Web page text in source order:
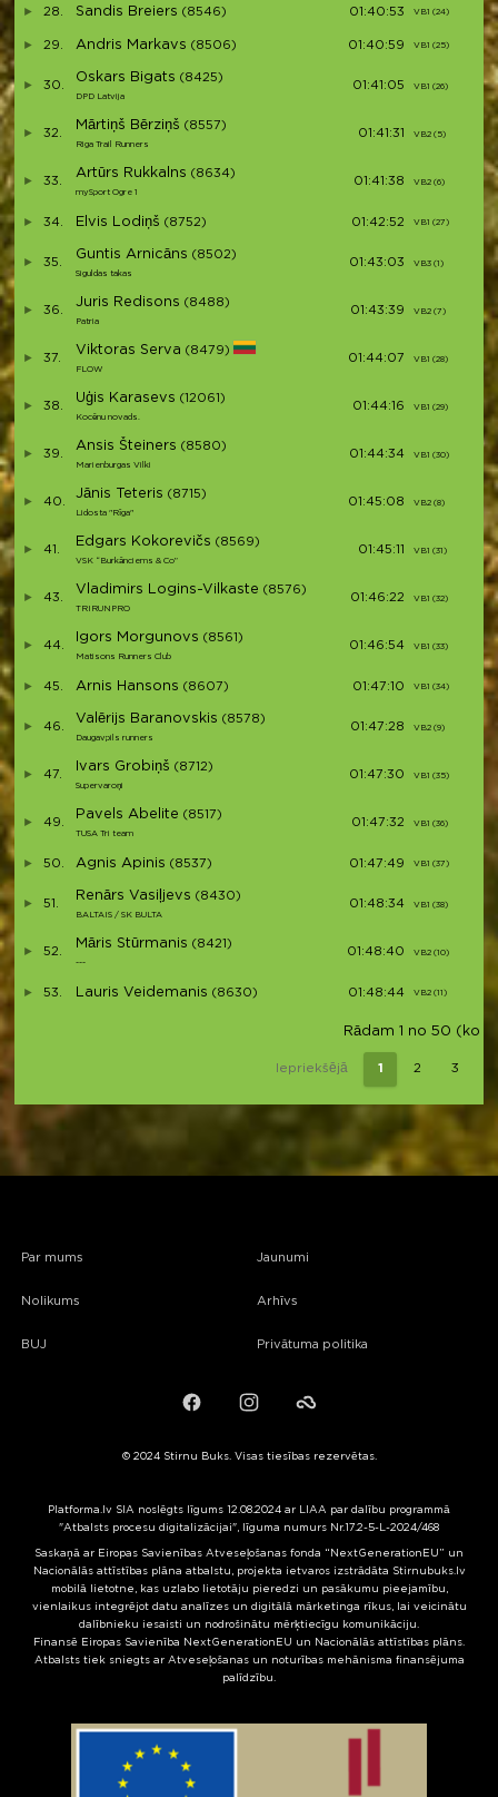
28. Sandis Breiers (8546) 01:40:53 VB1 (24)
29. Andris Markavs (8506) 01:40:59 VB1 (25)
30.
Oskars Bigats (8425)
DPD Latvija
01:41:05 VB1 (26)
32.
Mārtiņš Bērziņš (8557)
Riga Trail Runners
01:41:31 VB2 (5)
33.
Artūrs Rukkalns (8634)
mySport Ogre 1
01:41:38 VB2 (6)
34. Elvis Lodiņš (8752) 01:42:52 VB1 (27)
35.
Guntis Arnicāns (8502)
Siguldas takas
01:43:03 VB3 (1)
36.
Juris Redisons (8488)
Patria
01:43:39 VB2 (7)
37.
Viktoras Serva (8479)
FLOW
01:44:07 VB1 (28)
38.
Uģis Karasevs (12061)
Kocēnu novads.
01:44:16 VB1 (29)
39.
Ansis Šteiners (8580)
Marienburgas Vilki
01:44:34 VB1 (30)
40.
Jānis Teteris (8715)
Lidosta "Rīga"
01:45:08 VB2 (8)
41.
Edgars Kokorevičs (8569)
VSK “Burkānciems & Co”
01:45:11 VB1 (31)
43.
Vladimirs Logins-Vilkaste (8576)
TRIRUNPRO
01:46:22 VB1 (32)
44.
Igors Morgunovs (8561)
Matisons Runners Club
01:46:54 VB1 (33)
45. Arnis Hansons (8607) 01:47:10 VB1 (34)
46.
Valērijs Baranovskis (8578)
Daugavpils runners
01:47:28 VB2 (9)
47.
Ivars Grobiņš (8712)
Supervaroņi
01:47:30 VB1 (35)
49.
Pavels Abelite (8517)
TUSA Tri team
01:47:32 VB1 (36)
50. Agnis Apinis (8537) 01:47:49 VB1 (37)
51.
Renārs Vasiļjevs (8430)
BALTAIS / SK BULTA
01:48:34 VB1 (38)
52.
Māris Stūrmanis (8421)
---
01:48:40 VB2 (10)
53. Lauris Veidemanis (8630) 01:48:44 VB2 (11)
Rādam 1 no 50
Iepriekšējā 1 2 3
Par mums
Nolikums
BUJ
Jaunumi
Arhīvs
Privātuma politika
FacebookInstagramFailiem.lv
© 2024 Stirnu Buks. Visas tiesības rezervētas.
Platforma.lv SIA noslēgts līgums 12.08.2024 ar LIAA par dalību programmā
"Atbalsts procesu digitalizācijai", līguma numurs Nr.17.2-5-L-2024/468
Saskaņā ar Eiropas Savienības Atveseļošanas fonda “NextGenerationEU” un
Nacionālās attīstības plāna atbalstu, projekta ietvaros izstrādāta Stirnubuks.lv
mobilā lietotne, kas uzlabo lietotāju pieredzi un pasākumu pieejamību,
vienlaikus integrējot datu analīzes un digitālā mārketinga rīkus, lai veicinātu
dalībnieku iesaisti un nodrošinātu mērķtiecīgu komunikāciju.
Finansē Eiropas Savienība NextGenerationEU un Nacionālās attīstības plāns.
Atbalsts tiek sniegts ar Atveseļošanas un noturības mehānisma finansējuma
palīdzību.